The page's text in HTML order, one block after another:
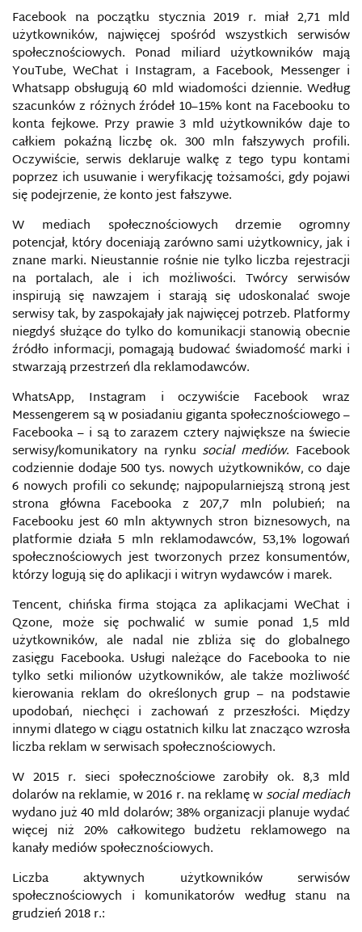
Facebook na początku stycznia 2019 r. miał 2,71 mld
użytkowników, najwięcej spośród wszystkich serwisów
społecznościowych. Ponad miliard użytkowników mają
YouTube, WeChat i Instagram, a Facebook, Messenger i
Whatsapp obsługują 60 mld wiadomości dziennie. Według
szacunków z różnych źródeł 10–15% kont na Facebooku to
konta fejkowe. Przy prawie 3 mld użytkowników daje to
całkiem pokaźną liczbę ok. 300 mln fałszywych profili.
Oczywiście, serwis deklaruje walkę z tego typu kontami
poprzez ich usuwanie i weryfikację tożsamości, gdy pojawi
się podejrzenie, że konto jest fałszywe.
W mediach społecznościowych drzemie ogromny
potencjał, który doceniają zarówno sami użytkownicy, jak i
znane marki. Nieustannie rośnie nie tylko liczba rejestracji
na portalach, ale i ich możliwości. Twórcy serwisów
inspirują się nawzajem i starają się udoskonalać swoje
serwisy tak, by zaspokajały jak najwięcej potrzeb. Platformy
niegdyś służące do tylko do komunikacji stanowią obecnie
źródło informacji, pomagają budować świadomość marki i
stwarzają przestrzeń dla reklamodawców.
WhatsApp, Instagram i oczywiście Facebook wraz
Messengerem są w posiadaniu giganta społecznościowego –
Facebooka – i są to zarazem cztery największe na świecie
serwisy/komunikatory na rynku social mediów. Facebook
codziennie dodaje 500 tys. nowych użytkowników, co daje
6 nowych profili co sekundę; najpopularniejszą stroną jest
strona główna Facebooka z 207,7 mln polubień; na
Facebooku jest 60 mln aktywnych stron biznesowych, na
platformie działa 5 mln reklamodawców, 53,1% logowań
społecznościowych jest tworzonych przez konsumentów,
którzy logują się do aplikacji i witryn wydawców i marek.
Tencent, chińska firma stojąca za aplikacjami WeChat i
Qzone, może się pochwalić w sumie ponad 1,5 mld
użytkowników, ale nadal nie zbliża się do globalnego
zasięgu Facebooka. Usługi należące do Facebooka to nie
tylko setki milionów użytkowników, ale także możliwość
kierowania reklam do określonych grup – na podstawie
upodobań, niechęci i zachowań z przeszłości. Między
innymi dlatego w ciągu ostatnich kilku lat znacząco wzrosła
liczba reklam w serwisach społecznościowych.
W 2015 r. sieci społecznościowe zarobiły ok. 8,3 mld
dolarów na reklamie, w 2016 r. na reklamę wsocial mediach
wydano już 40 mld dolarów; 38% organizacji planuje wydać
więcej niż 20% całkowitego budżetu reklamowego na
kanały mediów społecznościowych.
Liczba aktywnych użytkowników serwisów
społecznościowych i komunikatorów według stanu na
grudzień 2018 r.:
AGENCJE PRASOWE (INFORMACYJNE)
AGRESJA ELEKTRONICZNA
AI FOUNDATION
AMAQ
ANALOGOWE MAPY WOJSKOWE
AS-SAHAB
ATAK INFORMACYJNY
AUDYT BEZPIECZEŃSTWA INFORMACJI
BARIERY INFORMACYJNE
BEZPIECZEŃSTWO INFORMACJI NIEJAWNYCH